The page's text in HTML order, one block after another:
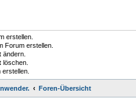
erstellen.
Forum erstellen.
ändern.
löschen.
Foren-Übersicht